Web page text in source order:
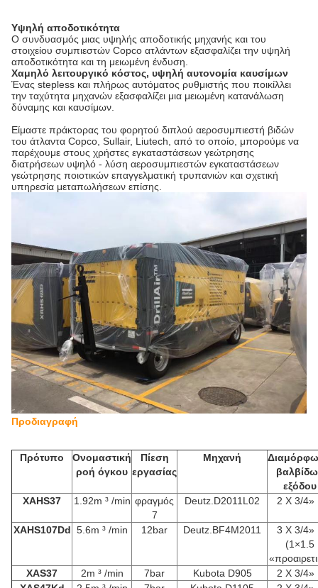
Υψηλή αποδοτικότητα
Ο συνδυασμός μιας υψηλής αποδοτικής μηχανής και του
στοιχείου συμπιεστών Copco ατλάντων εξασφαλίζει την υψηλή
αποδοτικότητα και τη μειωμένη ένδυση.
Χαμηλό λειτουργικό κόστος, υψηλή αυτονομία καυσίμων
Ένας stepless και πλήρως αυτόματος ρυθμιστής που ποικίλλει
την ταχύτητα μηχανών εξασφαλίζει μια μειωμένη κατανάλωση
δύναμης και καυσίμων.
Είμαστε πράκτορας του φορητού διπλού αεροσυμπιεστή βιδών
του άτλαντα Copco, Sullair, Liutech, από το οποίο, μπορούμε να
παρέχουμε στους χρήστες εγκαταστάσεων γεώτρησης
διατρήσεων υψηλό - λύση αεροσυμπιεστών εγκαταστάσεων
γεώτρησης ποιοτικών επαγγελματική τρυπανιών και σχετική
υπηρεσία μεταπωλήσεων επίσης.
Προδιαγραφή
Πρότυπο
Ονομαστική
ροή όγκου
Πίεση
εργασίας
Μηχανή
εξόδου
XAHS37
1.92m ³ /min φραγμός
7
Deutz.D2011L02 2 X 3/4»
XAHS107Dd 5.6m ³ /min 12bar Deutz.BF4M2011
3 X 3/4»
(1×1.5
XAS37
2m ³ /min 7bar Kubota D905
2 X 3/4»